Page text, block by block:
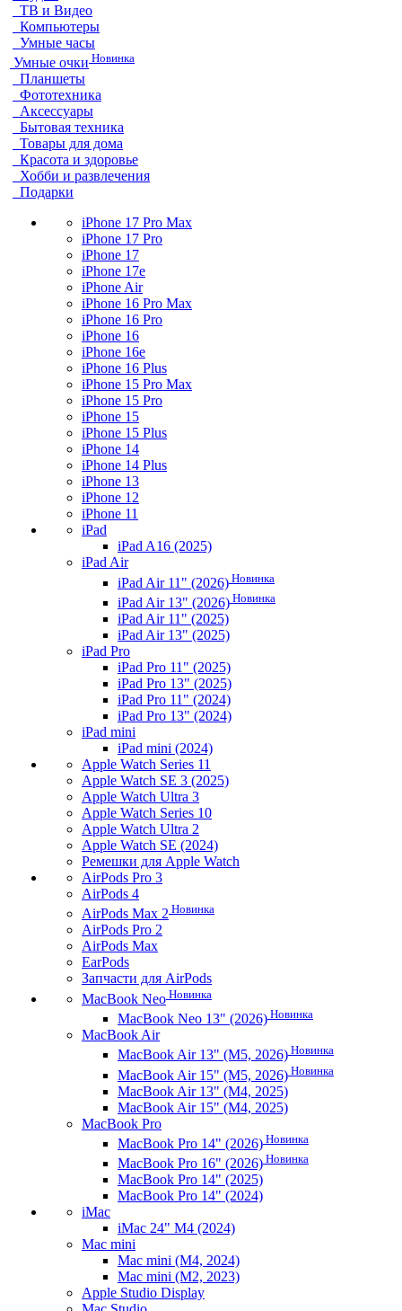
ТВ и Видео
Компьютеры
Умные часы
Умные очки Новинка
Планшеты
Фототехника
Аксессуары
Бытовая техника
Товары для дома
Красота и здоровье
Хобби и развлечения
Подарки
iPhone 17 Pro Max
iPhone 17 Pro
iPhone 17
iPhone 17e
iPhone Air
iPhone 16 Pro Max
iPhone 16 Pro
iPhone 16
iPhone 16e
iPhone 16 Plus
iPhone 15 Pro Max
iPhone 15 Pro
iPhone 15
iPhone 15 Plus
iPhone 14
iPhone 14 Plus
iPhone 13
iPhone 12
iPhone 11
iPad
iPad A16 (2025)
iPad Air
iPad Air 11" (2026) Новинка
iPad Air 13" (2026) Новинка
iPad Air 11" (2025)
iPad Air 13" (2025)
iPad Pro
iPad Pro 11" (2025)
iPad Pro 13" (2025)
iPad Pro 11" (2024)
iPad Pro 13" (2024)
iPad mini
iPad mini (2024)
Apple Watch Series 11
Apple Watch SE 3 (2025)
Apple Watch Ultra 3
Apple Watch Series 10
Apple Watch Ultra 2
Apple Watch SE (2024)
Ремешки для Apple Watch
AirPods Pro 3
AirPods 4
AirPods Max 2 Новинка
AirPods Pro 2
AirPods Max
EarPods
Запчасти для AirPods
MacBook Neo Новинка
MacBook Neo 13" (2026) Новинка
MacBook Air
MacBook Air 13" (M5, 2026) Новинка
MacBook Air 15" (M5, 2026) Новинка
MacBook Air 13" (M4, 2025)
MacBook Air 15" (M4, 2025)
MacBook Pro
MacBook Pro 14" (2026) Новинка
MacBook Pro 16" (2026) Новинка
MacBook Pro 14" (2025)
MacBook Pro 14" (2024)
iMac
iMac 24" M4 (2024)
Mac mini
Mac mini (M4, 2024)
Mac mini (M2, 2023)
Apple Studio Display